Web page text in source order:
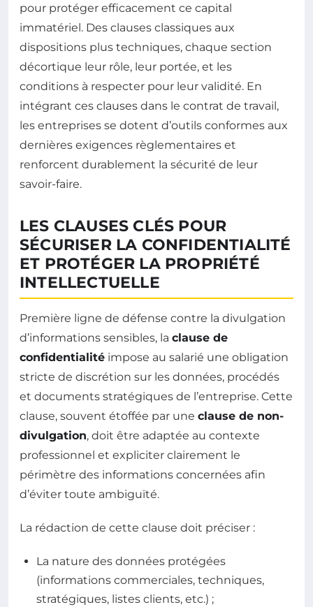
pour protéger efficacement ce capital
immatériel. Des clauses classiques aux
dispositions plus techniques, chaque section
décortique leur rôle, leur portée, et les
conditions à respecter pour leur validité. En
intégrant ces clauses dans le contrat de travail,
les entreprises se dotent d’outils conformes aux
dernières exigences règlementaires et
renforcent durablement la sécurité de leur
savoir-faire.
LES CLAUSES CLÉS POUR
SÉCURISER LA CONFIDENTIALITÉ
ET PROTÉGER LA PROPRIÉTÉ
INTELLECTUELLE
Première ligne de défense contre la divulgation
d’informations sensibles, la clause de
confidentialité impose au salarié une obligation
stricte de discrétion sur les données, procédés
et documents stratégiques de l’entreprise. Cette
clause, souvent étoffée par une clause de non-
divulgation, doit être adaptée au contexte
professionnel et expliciter clairement le
périmètre des informations concernées afin
d’éviter toute ambiguïté.
La rédaction de cette clause doit préciser :
La nature des données protégées
(informations commerciales, techniques,
stratégiques, listes clients, etc.) ;